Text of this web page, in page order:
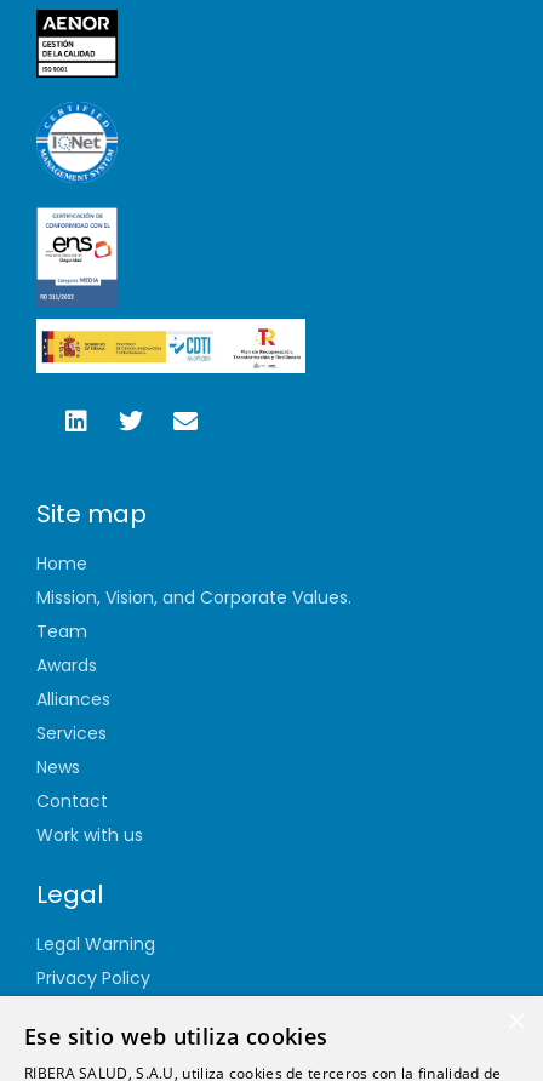
Site map
Home
Mission, Vision, and Corporate Values.
Team
Awards
Alliances
Services
News
Contact
Work with us
Legal
Legal Warning
Privacy Policy
Quality Policy
Ese sitio web utiliza cookies
RIBERA SALUD, S.A.U, utiliza cookies de terceros con la finalidad de